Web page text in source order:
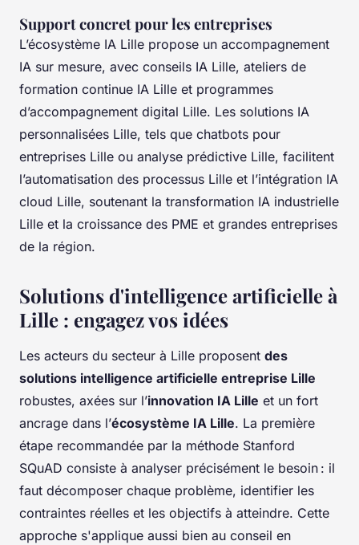
Support concret pour les entreprises
L’écosystème IA Lille propose un accompagnement
IA sur mesure, avec conseils IA Lille, ateliers de
formation continue IA Lille et programmes
d’accompagnement digital Lille. Les solutions IA
personnalisées Lille, tels que chatbots pour
entreprises Lille ou analyse prédictive Lille, facilitent
l’automatisation des processus Lille et l’intégration IA
cloud Lille, soutenant la transformation IA industrielle
Lille et la croissance des PME et grandes entreprises
de la région.
Solutions d'intelligence artificielle à
Lille : engagez vos idées
Les acteurs du secteur à Lille proposent des
solutions intelligence artificielle entreprise Lille
robustes, axées sur l’innovation IA Lille et un fort
ancrage dans l’écosystème IA Lille. La première
étape recommandée par la méthode Stanford
SQuAD consiste à analyser précisément le besoin : il
faut décomposer chaque problème, identifier les
contraintes réelles et les objectifs à atteindre. Cette
approche s'applique aussi bien au conseil en